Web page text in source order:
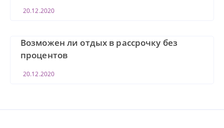
20.12.2020
Возможен ли отдых в рассрочку без
процентов
20.12.2020